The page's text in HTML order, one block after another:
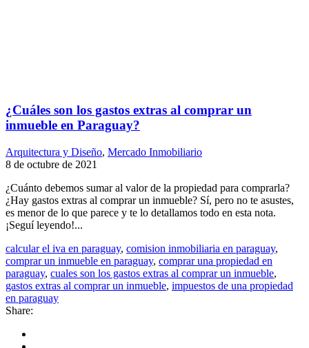
¿Cuáles son los gastos extras al comprar un
inmueble en Paraguay?
Arquitectura y Diseño, Mercado Inmobiliario
8 de octubre de 2021
¿Cuánto debemos sumar al valor de la propiedad para comprarla?
¿Hay gastos extras al comprar un inmueble? Sí, pero no te asustes,
es menor de lo que parece y te lo detallamos todo en esta nota.
¡Seguí leyendo!...
calcular el iva en paraguay, comision inmobiliaria en paraguay,
comprar un inmueble en paraguay, comprar una propiedad en
paraguay, cuales son los gastos extras al comprar un inmueble,
gastos extras al comprar un inmueble, impuestos de una propiedad
en paraguay
Share: